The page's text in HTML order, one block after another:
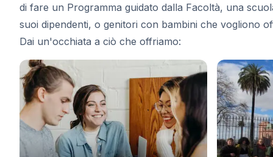
Lezioni di spagnolo in gruppo
Corso serale di gruppo
Corsi a lungo termine
Preparazione all'esame DELE
Preparazione all'esame SIELE
Lezioni Private
Carta del Docente
Buenos Aires
Scuola di spagnolo di Buenos
Lezioni di spagnolo in gruppo
di fare un Programma guidato dalla Facoltà, una
suoi dipendenti, o genitori con bambini che vogliono
Dai un'occhiata a ciò che offriamo: